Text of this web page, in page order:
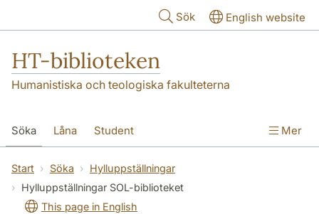
Sök English website
HT-biblioteken
Humanistiska och teologiska fakulteterna
Söka Låna Student
Forskare/doktorand Lärare
Om oss
Mer
Start Söka
Hylluppställningar
Hylluppställningar SOL-biblioteket
This page in English